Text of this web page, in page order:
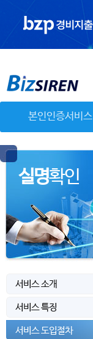
본인인증서비스
실명확인